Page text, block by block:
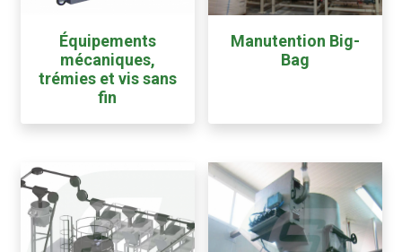
Équipements
mécaniques,
trémies et vis sans
fin
Manutention Big-
Bag